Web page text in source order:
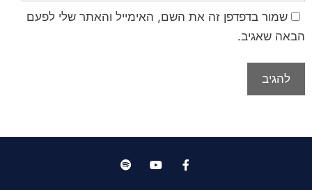
שמור בדפדפן זה את השם, האימייל והאתר שלי לפעם
הבאה שאגיב.